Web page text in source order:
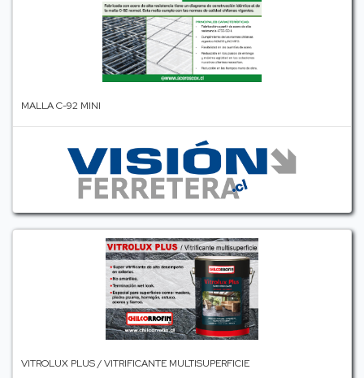
MALLA C-92 MINI
VITROLUX PLUS / VITRIFICANTE MULTISUPERFICIE